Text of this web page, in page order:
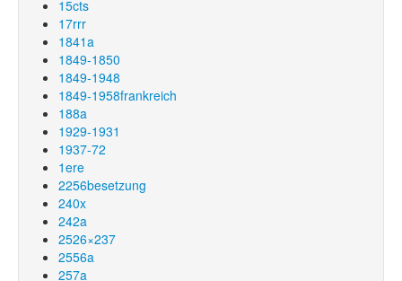
15cts
17rrr
1841a
1849-1850
1849-1948
1849-1958frankreich
188a
1929-1931
1937-72
1ere
2256besetzung
240x
242a
2526×237
2556a
257a